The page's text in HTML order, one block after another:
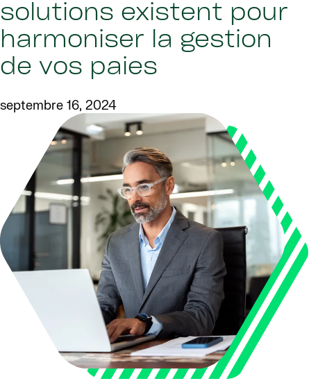
solutions existent pour
harmoniser la gestion
de vos paies
septembre 16, 2024